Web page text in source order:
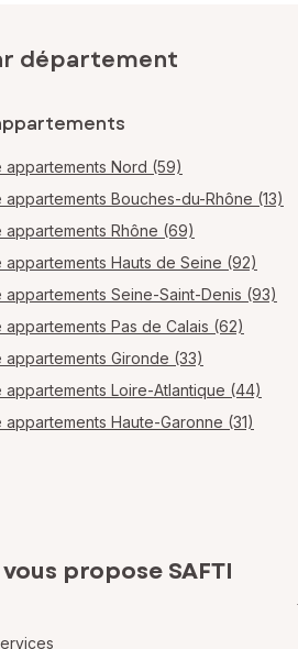
département
appartements Nord (59)
appartements Bouches-du-Rhône (13)
appartements Rhône (69)
appartements Hauts de Seine (92)
appartements Seine-Saint-Denis (93)
appartements Pas de Calais (62)
appartements Gironde (33)
appartements Loire-Atlantique (44)
appartements Haute-Garonne (31)
propose SAFTI